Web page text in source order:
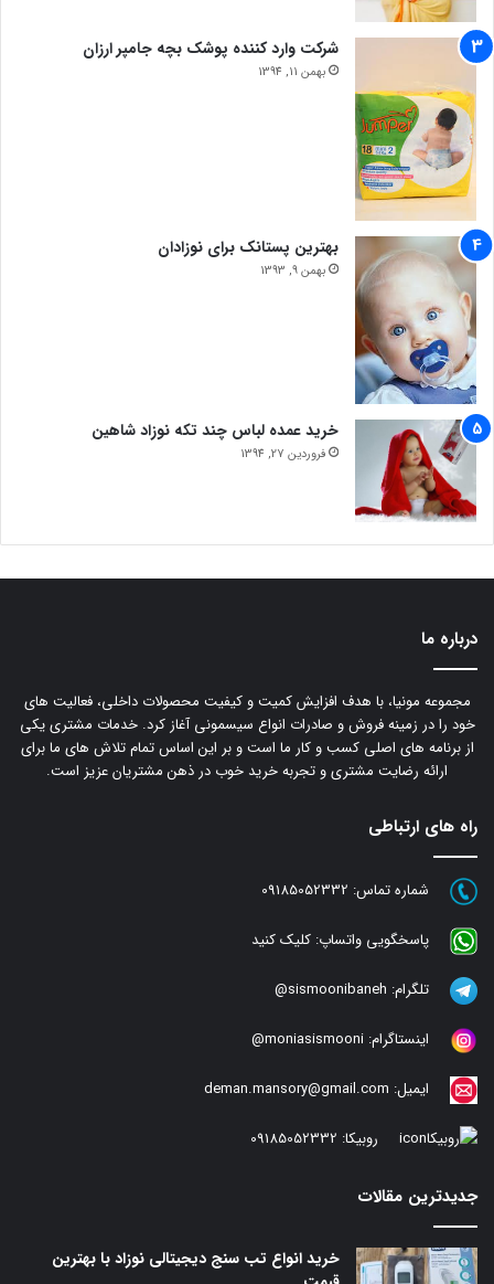
شرکت وارد کننده پوشک بچه جامپر ارزان
بهمن 11, 1394
بهترین پستانک برای نوزادان
بهمن 9, 1393
خرید عمده لباس چند تکه نوزاد شاهین
فروردین 27, 1394
درباره ما
مجموعه مونیا، با هدف افزایش کمیت و کیفیت محصولات داخلی، فعالیت های
خود را در زمینه فروش و صادرات انواع سیسمونی آغاز کرد. خدمات مشتری یکی
از برنامه های اصلی کسب و کار ما است و بر این اساس تمام تلاش های ما برای
ارائه رضایت مشتری و تجربه خرید خوب در ذهن مشتریان عزیز است.
راه های ارتباطی
شماره تماس: 09185052332
پاسخگویی واتساپ: کلیک کنید
تلگرام: sismoonibaneh@
اینستاگرام: moniasismooni@
ایمیل: deman.mansory@gmail.com
روبیکا: 09185052332
جدیدترین مقالات
خرید انواع تب سنج دیجیتالی نوزاد با بهترین